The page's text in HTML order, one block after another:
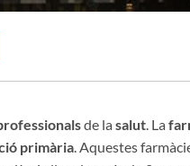
de la salut . La
primària . Aquestes